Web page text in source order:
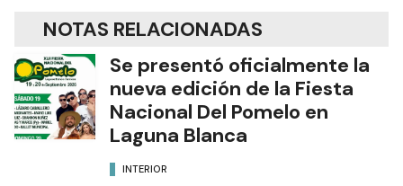
NOTAS RELACIONADAS
Se presentó oficialmente la
nueva edición de la Fiesta
Nacional Del Pomelo en
Laguna Blanca
INTERIOR